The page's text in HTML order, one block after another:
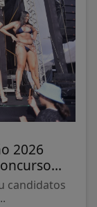
2026
candidatos